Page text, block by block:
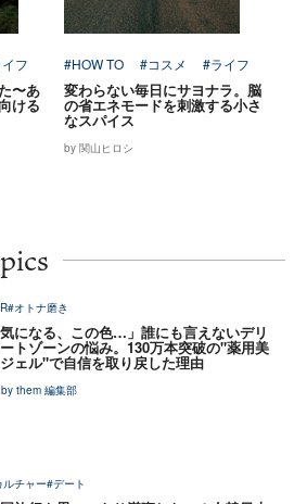
フ
〜あ
ける
#HOW TO #コスメ #ライフ
変わらない毎日にサヨナラ。脳
の省エネモードを刺激する小さ
なスパイス
by 関山ヒロシ
#オトナ磨き
気になる、この色…」誰にも言えないデリ
トゾーンの悩み。130万本突破の"薬用美
ェル"で自信を取り戻した理由
them 編集部
ルチャー#デート